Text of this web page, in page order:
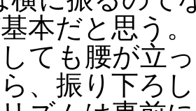
本だと思う。
ても腰が立
、振り下ろ